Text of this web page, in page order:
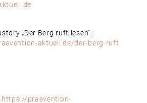
„Der Berg ruft lesen“:
aktuell.de/der-berg-ruft
https://praevention-